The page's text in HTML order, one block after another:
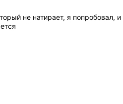
не натирает, я попробовал, и